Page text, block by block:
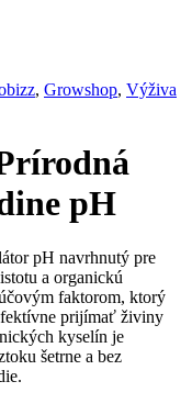
, Growshop, Výživa
pH
pH navrhnutý pre
a organickú
faktorom, ktorý
prijímať živiny
kyselín je
šetrne a bez